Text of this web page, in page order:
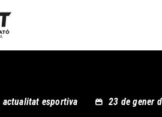
actualitat esportiva 23 de gener